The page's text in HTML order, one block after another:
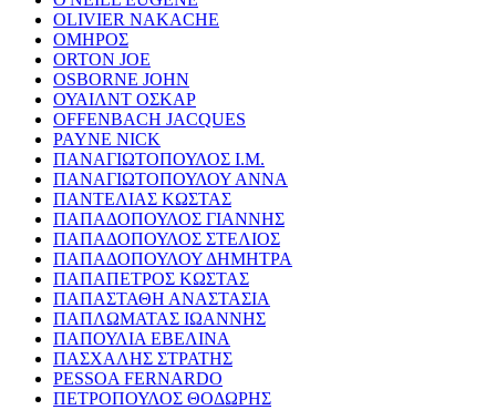
OLIVIER NAKACHE
ΟΜΗΡΟΣ
ORTON JOE
OSBORNE JOHN
ΟΥΑΙΛΝΤ ΟΣΚΑΡ
OFFENBACH JACQUES
PAYNE NICK
ΠΑΝΑΓΙΩΤΟΠΟΥΛΟΣ Ι.Μ.
ΠΑΝΑΓΙΩΤΟΠΟΥΛΟΥ ΑΝΝΑ
ΠΑΝΤΕΛΙΑΣ ΚΩΣΤΑΣ
ΠΑΠΑΔΟΠΟΥΛΟΣ ΓΙΑΝΝΗΣ
ΠΑΠΑΔΟΠΟΥΛΟΣ ΣΤΕΛΙΟΣ
ΠΑΠΑΔΟΠΟΥΛΟΥ ΔΗΜΗΤΡΑ
ΠΑΠΑΠΕΤΡΟΣ ΚΩΣΤΑΣ
ΠΑΠΑΣΤΑΘΗ ΑΝΑΣΤΑΣΙΑ
ΠΑΠΛΩΜΑΤΑΣ ΙΩΑΝΝΗΣ
ΠΑΠΟΥΛΙΑ ΕΒΕΛΙΝΑ
ΠΑΣΧΑΛΗΣ ΣΤΡΑΤΗΣ
PESSOA FERNARDO
ΠΕΤΡΟΠΟΥΛΟΣ ΘΟΔΩΡΗΣ